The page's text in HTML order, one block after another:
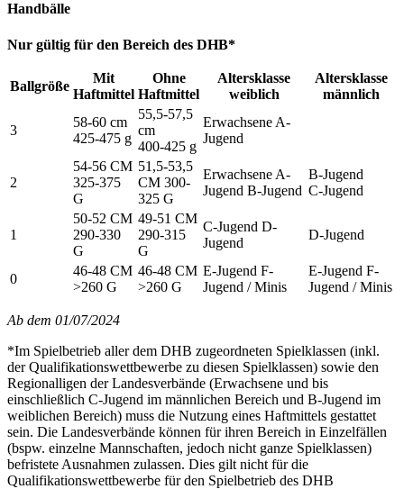
Handbälle
Nur gültig für den Bereich des DHB*
Ballgröße
Mit
Haftmittel
Ohne
Haftmittel
Altersklasse
weiblich
Altersklasse
männlich
3
58-60 cm
425-475 g
55,5-57,5
cm
400-425 g
Erwachsene A-
Jugend
2
54-56 CM
325-375
G
51,5-53,5
CM 300-
325 G
Erwachsene A-
Jugend B-Jugend
B-Jugend
C-Jugend
1
50-52 CM
290-330
G
49-51 CM
290-315
G
C-Jugend D-
Jugend
D-Jugend
0
46-48 CM
>260 G
46-48 CM
>260 G
E-Jugend F-
Jugend / Minis
E-Jugend F-
Jugend / Minis
Ab dem 01/07/2024
*Im Spielbetrieb aller dem DHB zugeordneten Spielklassen (inkl.
der Qualifikationswettbewerbe zu diesen Spielklassen) sowie den
Regionalligen der Landesverbände (Erwachsene und bis
einschließlich C-Jugend im männlichen Bereich und B-Jugend im
weiblichen Bereich) muss die Nutzung eines Haftmittels gestattet
sein. Die Landesverbände können für ihren Bereich in Einzelfällen
(bspw. einzelne Mannschaften, jedoch nicht ganze Spielklassen)
befristete Ausnahmen zulassen. Dies gilt nicht für die
Qualifikationswettbewerbe für den Spielbetrieb des DHB